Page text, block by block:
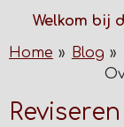
naar
hoofdinhoud
Welkom bij
Home » Blog »